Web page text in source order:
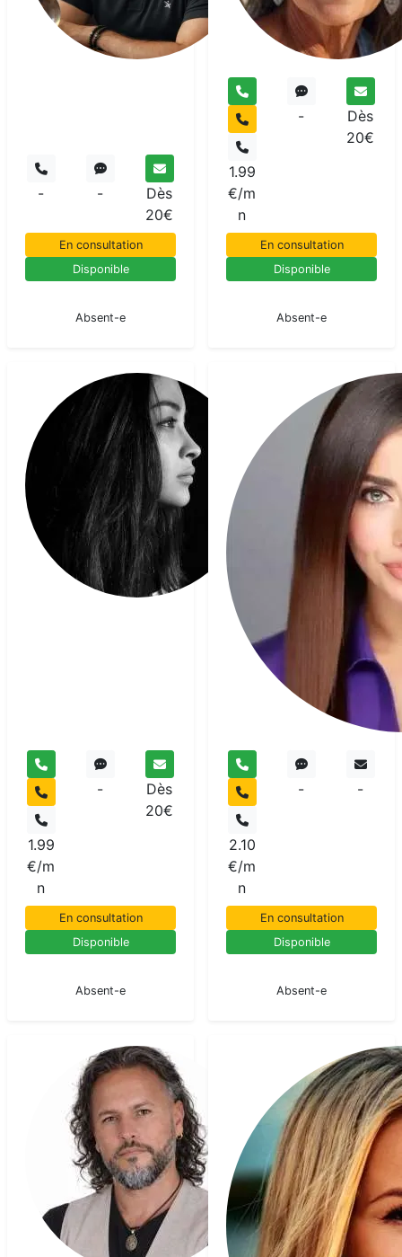
- -
Dès
20€
En consultation
Disponible
Absent-e
1.99
€/m
n
-
Dès
20€
En consultation
Disponible
Absent-e
Noelle
1.99
€/m
n
-
Dès
20€
En consultation
Disponible
Absent-e
2.10
€/m
n
- -
En consultation
Disponible
Absent-e
Daniel
Anona
Voyant